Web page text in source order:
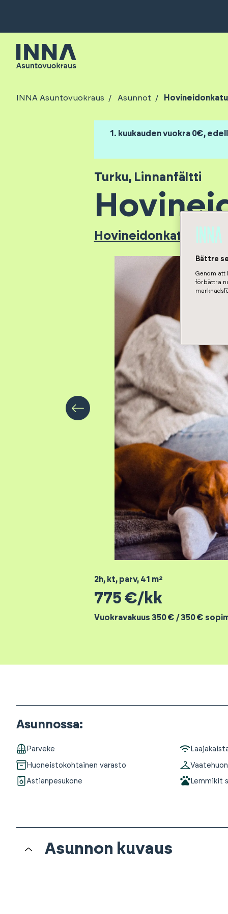
INNA Asuntovuokraus Asunnot Hovineidonkatu
1. kuukauden vuokra 0€,
Turku, Linnanfältti
Hovineidonkatu 5 -
2h, kt, parv, 41 m²
775 €/kk
Vuokravakuus 350 € / 350 €
Asunnossa:
Parveke
Huoneistokohtainen varasto
Astianpesukone Lemmikit
Asunnon kuvaus
Bättre
Genom att
förbättra